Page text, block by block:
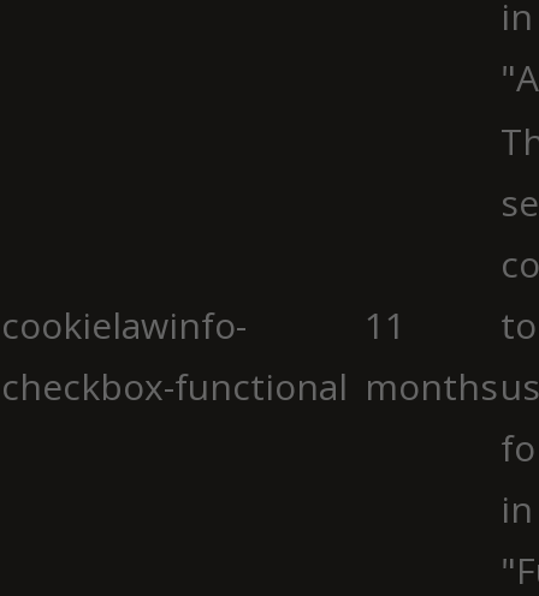
cookielawinfo-
checkbox-functional
11
months